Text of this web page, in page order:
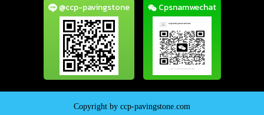
@ccp-pavingstone Cpsnamwechat
Copyright by ccp-pavingstone.com